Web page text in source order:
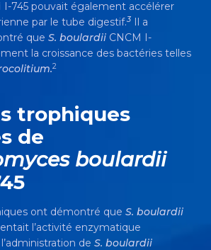
I-745 pouvait également accélérer
par le tube digestif.3 Il a
que S. boulardii CNCM I-
la croissance des bactéries telles
2
trophiques
de
boulardii
ont démontré que S. boulardii
l’activité enzymatique
de S. boulardii